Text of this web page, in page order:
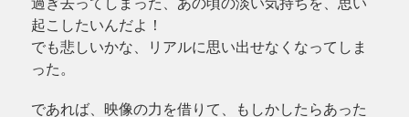
起こしたいんだよ！
でも悲しいかな、リアルに思い出せなくなってしま
った。
であれば、映像の力を借りて、もしかしたらあった